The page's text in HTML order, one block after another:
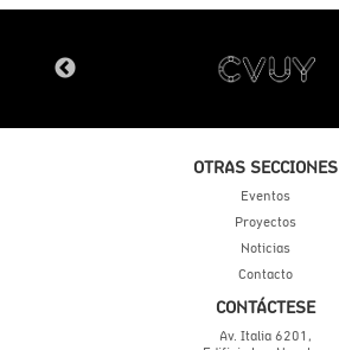
OTRAS SECCIONES
Eventos
Proyectos
Noticias
Contacto
CONTÁCTESE
Av. Italia 6201,